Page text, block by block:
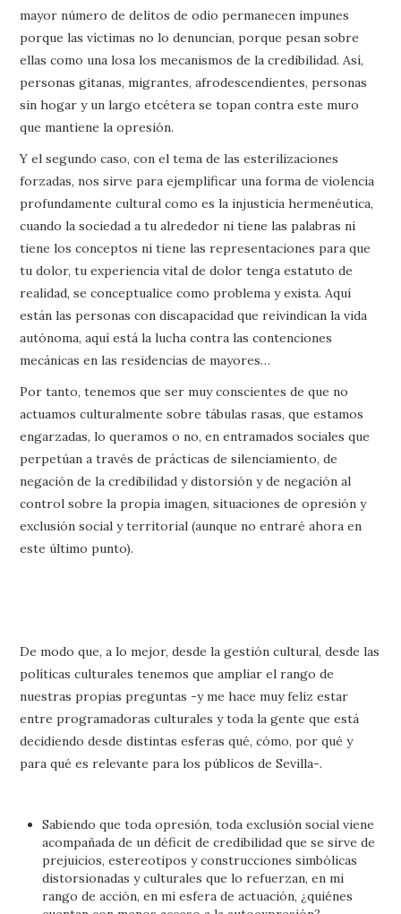
mayor número de delitos de odio permanecen impunes
porque las víctimas no lo denuncian, porque pesan sobre
ellas como una losa los mecanismos de la credibilidad. Así,
personas gitanas, migrantes, afrodescendientes, personas
sin hogar y un largo etcétera se topan contra este muro
que mantiene la opresión.
Y el segundo caso, con el tema de las esterilizaciones
forzadas, nos sirve para ejemplificar una forma de violencia
profundamente cultural como es la injusticia hermenéutica,
cuando la sociedad a tu alrededor ni tiene las palabras ni
tiene los conceptos ni tiene las representaciones para que
tu dolor, tu experiencia vital de dolor tenga estatuto de
realidad, se conceptualice como problema y exista. Aquí
están las personas con discapacidad que reivindican la vida
autónoma, aquí está la lucha contra las contenciones
mecánicas en las residencias de mayores…
Por tanto, tenemos que ser muy conscientes de que no
actuamos culturalmente sobre tábulas rasas, que estamos
engarzadas, lo queramos o no, en entramados sociales que
perpetúan a través de prácticas de silenciamiento, de
negación de la credibilidad y distorsión y de negación al
control sobre la propia imagen, situaciones de opresión y
exclusión social y territorial (aunque no entraré ahora en
este último punto).
De modo que, a lo mejor, desde la gestión cultural, desde las
políticas culturales tenemos que ampliar el rango de
nuestras propias preguntas -y me hace muy feliz estar
entre programadoras culturales y toda la gente que está
decidiendo desde distintas esferas qué, cómo, por qué y
para qué es relevante para los públicos de Sevilla-.
Sabiendo que toda opresión, toda exclusión social viene
acompañada de un déficit de credibilidad que se sirve de
prejuicios, estereotipos y construcciones simbólicas
distorsionadas y culturales que lo refuerzan, en mi
rango de acción, en mi esfera de actuación, ¿quiénes